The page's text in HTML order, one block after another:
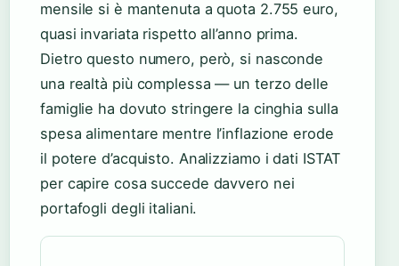
mensile si è mantenuta a quota 2.755 euro,
quasi invariata rispetto all’anno prima.
Dietro questo numero, però, si nasconde
una realtà più complessa — un terzo delle
famiglie ha dovuto stringere la cinghia sulla
spesa alimentare mentre l’inflazione erode
il potere d’acquisto. Analizziamo i dati ISTAT
per capire cosa succede davvero nei
portafogli degli italiani.